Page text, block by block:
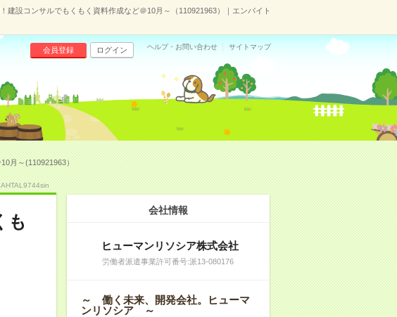
建設コンサルでもくもく資料作成など＠10月～（110921963）｜エンバイト
会員登録 ログイン ヘルプ・お問い合わせ サイトマップ
月～(110921963）
も
会社情報
ヒューマンリソシア株式会社
労働者派遣事業許可番号:派13-080176
～ 働く未来、開発会社。ヒューマ
ンリソシア ～